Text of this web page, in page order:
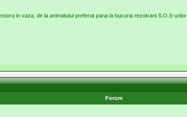
in vaza, de la animalutul preferat pana la bucuria rezolvarii S.O.S-
Forum